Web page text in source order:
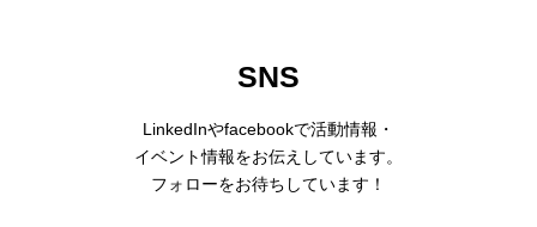
SNS
LinkedInやfacebookで活動情報・
イベント情報をお伝えしています。
フォローをお待ちしています！